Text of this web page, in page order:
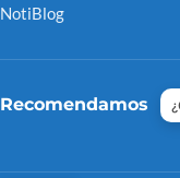
NotiBlog
Recomendamos